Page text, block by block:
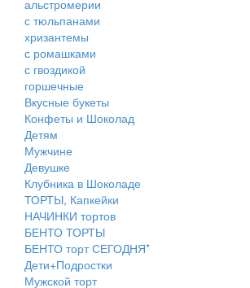
альстромерии
с тюльпанами
хризантемы
с ромашками
с гвоздикой
горшечные
Вкусные букеты
Конфеты и Шоколад
Детям
Мужчине
Девушке
Клубника в Шоколаде
ТОРТЫ, Капкейки
НАЧИНКИ тортов
БЕНТО ТОРТЫ
БЕНТО торт СЕГОДНЯ*
Дети+Подростки
Мужской торт